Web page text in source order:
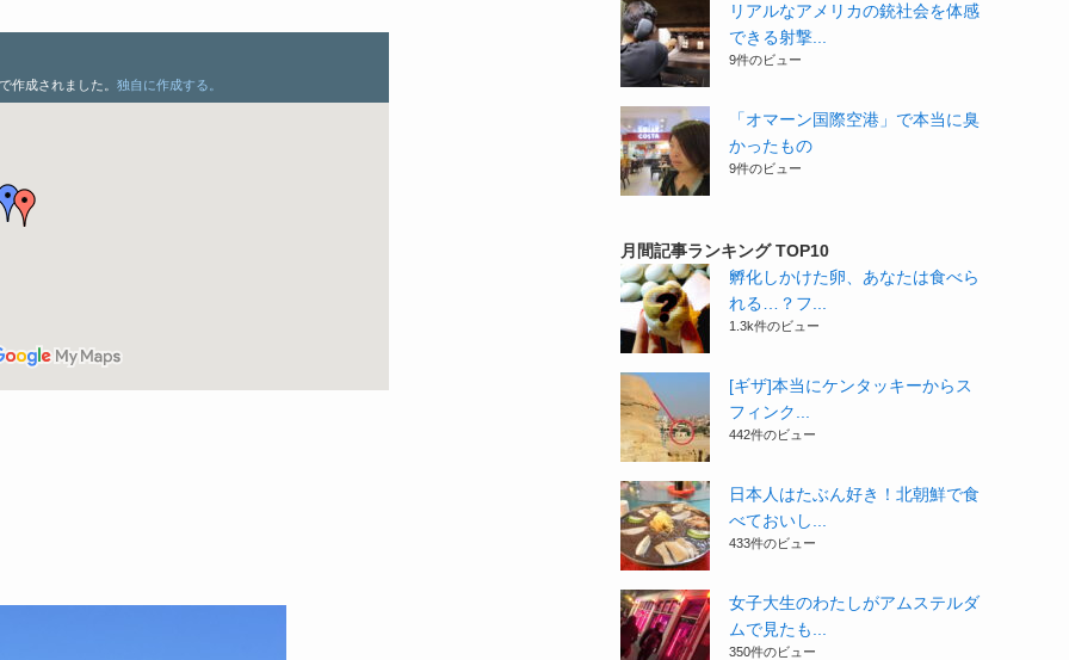
リアルなアメリカの銃社会を体感
できる射撃...
9件のビュー
「オマーン国際空港」で本当に臭
かったもの
9件のビュー
月間記事ランキング TOP10
孵化しかけた卵、あなたは食べら
れる…？フ...
1.3k件のビュー
[ギザ]本当にケンタッキーからス
フィンク...
442件のビュー
日本人はたぶん好き！北朝鮮で食
べておいし...
433件のビュー
女子大生のわたしがアムステルダ
ムで見たも...
350件のビュー